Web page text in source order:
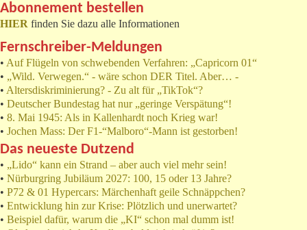
Abonnement bestellen
HIER finden Sie dazu alle Informationen
Fernschreiber-Meldungen
• Auf Flügeln von schwebenden Verfahren: „Capricorn 01“
• „Wild. Verwegen.“ - wäre schon DER Titel. Aber… -
• Altersdiskriminierung? - Zu alt für „TikTok“?
• Deutscher Bundestag hat nur „geringe Verspätung“!
• 8. Mai 1945: Als in Kallenhardt noch Krieg war!
• Jochen Mass: Der F1-“Malboro“-Mann ist gestorben!
Das neueste Dutzend
• „Lido“ kann ein Strand – aber auch viel mehr sein!
• Nürburgring Jubiläum 2027: 100, 15 oder 13 Jahre?
• P72 & 01 Hypercars: Märchenhaft geile Schnäppchen?
• Entwicklung hin zur Krise: Plötzlich und unerwartet?
• Beispiel dafür, warum die „KI“ schon mal dumm ist!